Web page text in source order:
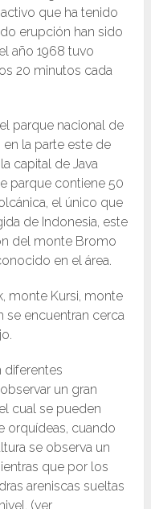
que ha tenido
erupción han sido
año 1968 tuvo
20 minutos cada
parque nacional de
la parte este de
capital de Java
parque contiene 50
el único que
de Indonesia, este
del monte Bromo
en el área.
monte Kursi, monte
se encuentran cerca
diferentes
un gran
cual se pueden
orquídeas, cuando
se observa un
que por los
areniscas sueltas
(ver